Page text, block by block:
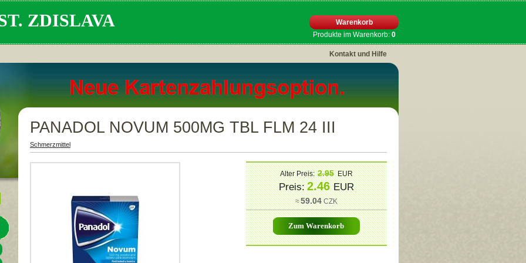
Warenkorb
Produkte im Warenkorb: 0
ZDISLAVA
Kontakt und Hilfe
PANADOL NOVUM 500MG TBL FLM 24 III
Schmerzmittel
Alter Preis: 2.95 EUR
Preis: 2.46 EUR
≈59.04 CZK
Zum Warenkorb